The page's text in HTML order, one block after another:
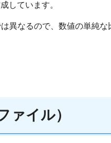
しています。
異なるので、数値の単純
ァイル）